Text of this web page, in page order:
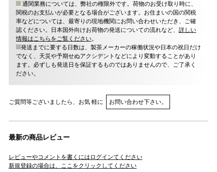
通関業務については、弊社の権限外です。荷物のお受け取り時に、
関税のお支払いが必要となる場合がございます。お住まいの国の関税
率などについては、最寄りの現地機関にお問い合わせいただき、ご確
認ください。日本国外向けお荷物の発送についての流れなど、 詳しい
情報はこちらをご覧ください。
発送までに要する日数は、製茶メーカーの稼働状況や日本の祝日だけ
でなく、天災や予期せぬアクシデントなどにより変動することがあり
ます。必ずしも発送日を保証するものではありませんので、ご了承く
ださい。
ご質問等ございましたら、お気 軽に お問い合わせ下さい。
最新の商品レビュー
レビューやコメントを書くにはログインてください
新規登録の場合は、ここをクリックしてください